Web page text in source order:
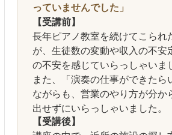
っていませんでした」
【受講前】
長年ピアノ教室を続けてこられ
が、生徒数の変動や収入の不安
の不安を感じていらっしゃいま
また、「演奏の仕事ができたら
ながらも、営業のやり方が分か
出せずにいらっしゃいました。
【受講後】